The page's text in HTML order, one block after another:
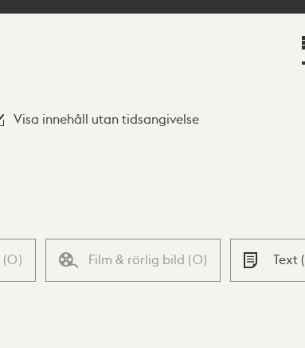
Visa innehåll utan tidsangivelse
(0) Film & rörlig bild (0) Text (